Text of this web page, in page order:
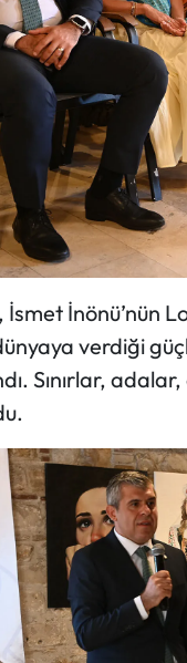
İnönü’nün
verdiği
Sınırlar,